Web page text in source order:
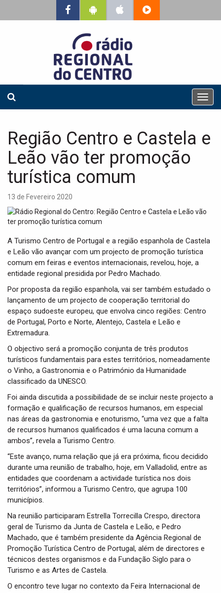
T
o
l
a
o
n
Região Centro e Castela e
Leão vão ter promoção
turística comum
13 de Fevereiro 2020
A Turismo Centro de Portugal e a região espanhola de Castela
e Leão vão avançar com um projecto de promoção turística
comum em feiras e eventos internacionais, revelou, hoje, a
entidade regional presidida por Pedro Machado.
Por proposta da região espanhola, vai ser também estudado o
lançamento de um projecto de cooperação territorial do
espaço sudoeste europeu, que envolva cinco regiões: Centro
de Portugal, Porto e Norte, Alentejo, Castela e Leão e
Extremadura.
O objectivo será a promoção conjunta de três produtos
turísticos fundamentais para estes territórios, nomeadamente
o Vinho, a Gastronomia e o Património da Humanidade
classificado da UNESCO.
Foi ainda discutida a possibilidade de se incluir neste projecto a
formação e qualificação de recursos humanos, em especial
nas áreas da gastronomia e enoturismo, “uma vez que a falta
de recursos humanos qualificados é uma lacuna comum a
ambos”, revela a Turismo Centro.
“Este avanço, numa relação que já era próxima, ficou decidido
durante uma reunião de trabalho, hoje, em Valladolid, entre as
entidades que coordenam a actividade turística nos dois
territórios”, informou a Turismo Centro, que agrupa 100
municípios.
Na reunião participaram Estrella Torrecilla Crespo, directora
geral de Turismo da Junta de Castela e Leão, e Pedro
Machado, que é também presidente da Agência Regional de
Promoção Turística Centro de Portugal, além de directores e
técnicos destes organismos e da Fundação Siglo para o
Turismo e as Artes de Castela.
O encontro teve lugar no contexto da Feira Internacional de